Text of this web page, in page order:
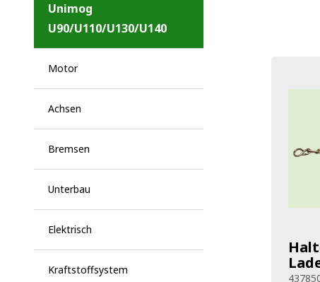
Unimog
U90/U110/U130/U140
Motor
Achsen
Bremsen
Unterbau
Elektrisch
Kraftstoffsystem